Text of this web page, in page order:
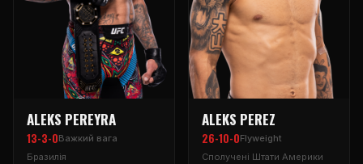
ALEKS PEREYRA
13-3-0Важкий вага
Бразилія
ALEKS PEREZ
26-10-0Flyweight
Сполучені Штати Америки